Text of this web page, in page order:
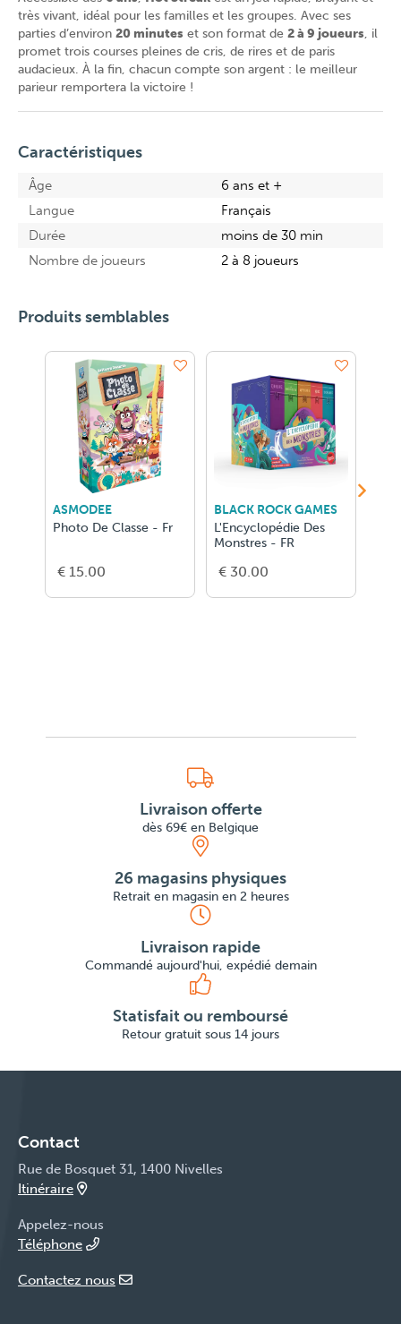
très vivant, idéal pour les familles et les groupes. Avec ses
parties d’environ 20 minutes et son format de 2 à 9 joueurs, il
promet trois courses pleines de cris, de rires et de paris
audacieux. À la fin, chacun compte son argent : le meilleur
parieur remportera la victoire !
Caractéristiques
Âge
6 ans et +
Langue
Français
Durée
moins de 30 min
Nombre de joueurs
2 à 8 joueurs
Produits semblables
ASMODEE
Photo De Classe - Fr
€ 15.00
BLACK ROCK GAMES
L'Encyclopédie Des
Monstres - FR
€ 30.00
Livraison offerte
dès 69€ en Belgique
26 magasins physiques
Retrait en magasin en 2 heures
Livraison rapide
Commandé aujourd'hui, expédié demain
Statisfait ou remboursé
Retour gratuit sous 14 jours
Contact
Rue de Bosquet 31, 1400 Nivelles
Itinéraire
Appelez-nous
Téléphone
Contactez nous